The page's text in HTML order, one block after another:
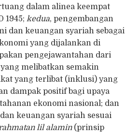
dalam alinea keempat
1945; kedua, pengembangan
dan keuangan syariah sebagai
yang dijalankan di
pengejawantahan dari
melibatkan semakin
yang terlibat (inklusi) yang
dampak positif bagi upaya
ekonomi nasional; dan
keuangan syariah sesuai
lil alamin(prinsip